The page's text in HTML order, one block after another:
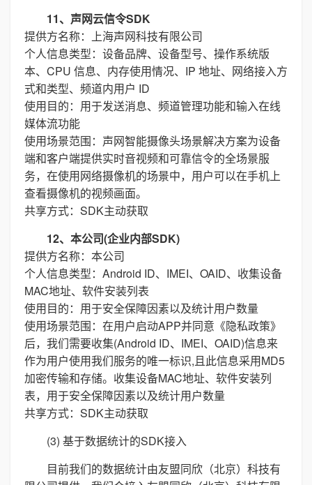
11、声网云信令SDK
提供方名称：上海声网科技有限公司
个人信息类型：设备品牌、设备型号、操作系统版
本、CPU 信息、内存使用情况、IP 地址、网络接入方
式和类型、频道内用户 ID
使用目的：用于发送消息、频道管理功能和输入在线
媒体流功能
使用场景范围：声网智能摄像头场景解决方案为设备
端和客户端提供实时音视频和可靠信令的全场景服
务，在使用网络摄像机的场景中，用户可以在手机上
查看摄像机的视频画面。
共享方式：SDK主动获取
12、本公司(企业内部SDK)
提供方名称：本公司
个人信息类型：Android ID、IMEI、OAID、收集设备
MAC地址、软件安装列表
使用目的：用于安全保障因素以及统计用户数量
使用场景范围：在用户启动APP并同意《隐私政策》
后，我们需要收集(Android ID、IMEI、OAID)信息来
作为用户使用我们服务的唯一标识,且此信息采用MD5
加密传输和存储。收集设备MAC地址、软件安装列
表，用于安全保障因素以及统计用户数量
共享方式：SDK主动获取
(3) 基于数据统计的SDK接入
目前我们的数据统计由友盟同欣（北京）科技有